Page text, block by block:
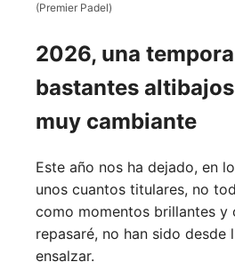
(Premier Padel)
2026, una
bastantes
muy cambiante
Este año nos ha dejado, en
unos cuantos titulares, no
como momentos brillantes y
repasaré, no han sido desde
ensalzar.